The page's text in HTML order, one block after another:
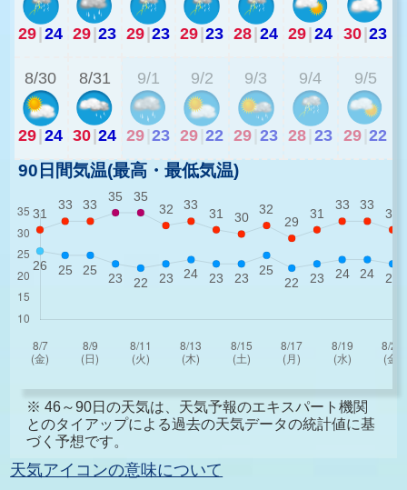
29|24 29|23 29|23 29|23 28|24 29|24 30|23
8/30
29|24
8/31
30|24
9/1
29 23
9/2
29 22
9/3
29 23
9/4
28 23
9/5
29 22
90日間気温(最高・最低気温)
※ 46～90日の天気は、天気予報のエキスパート機関
とのタイアップによる過去の天気データの統計値に基
づく予想です。
天気アイコンの意味について